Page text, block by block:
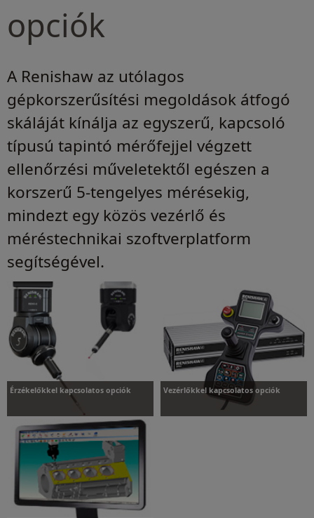
opciók
A Renishaw az utólagos
gépkorszerűsítési megoldások átfogó
skáláját kínálja az egyszerű, kapcsoló
típusú tapintó mérőfejjel végzett
ellenőrzési műveletektől egészen a
korszerű 5-tengelyes mérésekig,
mindezt egy közös vezérlő és
méréstechnikai szoftverplatform
segítségével.
Érzékelőkkel kapcsolatos opciók
Érzékelőkkel kapcsolatos
Vezérlőkkel kapcsolatos opciók